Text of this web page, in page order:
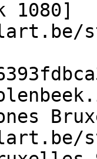
1080]